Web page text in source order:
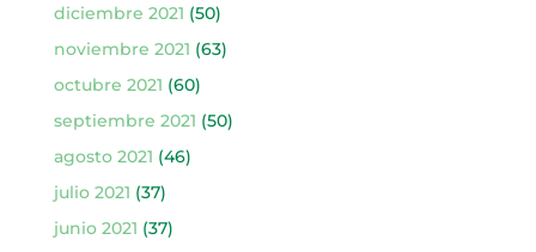
diciembre 2021 (50)
noviembre 2021 (63)
octubre 2021 (60)
septiembre 2021 (50)
agosto 2021 (46)
julio 2021 (37)
junio 2021 (37)